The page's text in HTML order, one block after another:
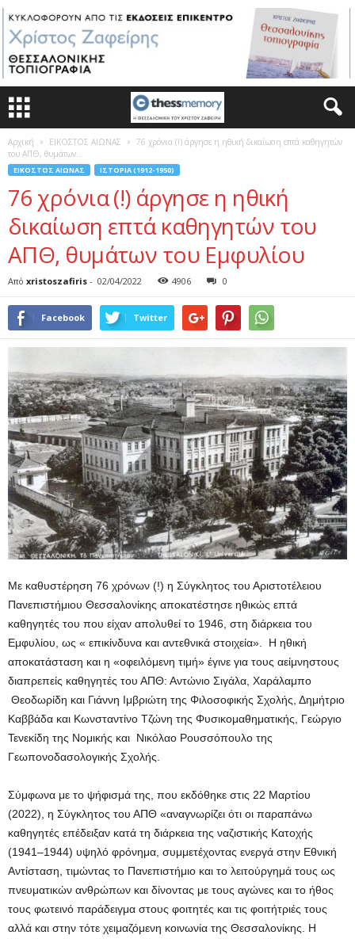
Αρχική ΕΙΚΟΣΤΟΣ ΑΙΩΝΑΣ
76 χρόνια (!) άργησε η ηθική δικαίωση επτά καθηγητών
του ΑΠΘ, θυμάτων...
ΕΙΚΟΣΤΟΣ ΑΙΩΝΑΣ ΙΣΤΟΡΊΑ (1912-1950)
76 χρόνια (!) άργησε η ηθική
δικαίωση επτά καθηγητών του
ΑΠΘ, θυμάτων του Εμφυλίου
Από xristoszafiris - 02/04/2022 4906 0
Facebook Twitter
Με καθυστέρηση 76 χρόνων (!) η Σύγκλητος του Αριστοτέλειου
Πανεπιστήμιου Θεσσαλονίκης αποκατέστησε ηθικώς επτά
καθηγητές του που είχαν απολυθεί το 1946, στη διάρκεια του
Εμφυλίου, ως « επικίνδυνα και αντεθνικά στοιχεία». Η ηθική
αποκατάσταση και η «οφειλόμενη τιμή» έγινε για τους αείμνηστους
διαπρεπείς καθηγητές του ΑΠΘ: Αντώνιο Σιγάλα, Χαράλαμπο
Θεοδωρίδη και Γιάννη Ιμβριώτη της Φιλοσοφικής Σχολής, Δημήτριο
Καββάδα και Κωνσταντίνο Τζώνη της Φυσικομαθηματικής, Γεώργιο
Τενεκίδη της Νομικής και Νικόλαο Ρουσσόπουλο της
Γεωπονοδασολογικής Σχολής.
Σύμφωνα με το ψήφισμά της, που εκδόθηκε στις 22 Μαρτίου
(2022), η Σύγκλητος του ΑΠΘ «αναγνωρίζει ότι οι παραπάνω
καθηγητές επέδειξαν κατά τη διάρκεια της ναζιστικής Κατοχής
(1941–1944) υψηλό φρόνημα, συμμετέχοντας ενεργά στην Εθνική
Αντίσταση, τιμώντας το Πανεπιστήμιο και το λειτούργημά τους ως
πνευματικών ανθρώπων και δίνοντας με τους αγώνες και το ήθος
τους φωτεινό παράδειγμα στους φοιτητές και τις φοιτήτριές τους
αλλά και στην τότε χειμαζόμενη κοινωνία της Θεσσαλονίκης. Η